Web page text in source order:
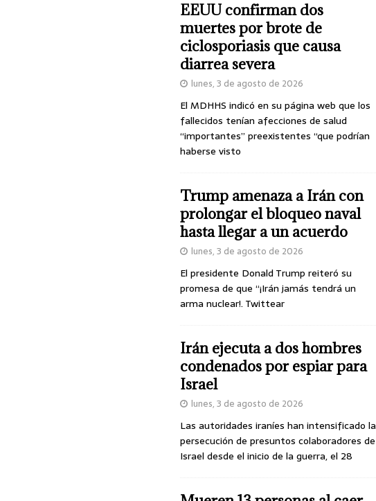
EEUU confirman dos
muertes por brote de
ciclosporiasis que causa
diarrea severa
lunes, 3 de agosto de 2026
El MDHHS indicó en su página web que los
fallecidos tenían afecciones de salud
“importantes” preexistentes “que podrían
haberse visto
Trump amenaza a Irán con
prolongar el bloqueo naval
hasta llegar a un acuerdo
lunes, 3 de agosto de 2026
El presidente Donald Trump reiteró su
promesa de que “¡Irán jamás tendrá un
arma nuclear!. Twittear
Irán ejecuta a dos hombres
condenados por espiar para
Israel
lunes, 3 de agosto de 2026
Las autoridades iraníes han intensificado la
persecución de presuntos colaboradores de
Israel desde el inicio de la guerra, el 28